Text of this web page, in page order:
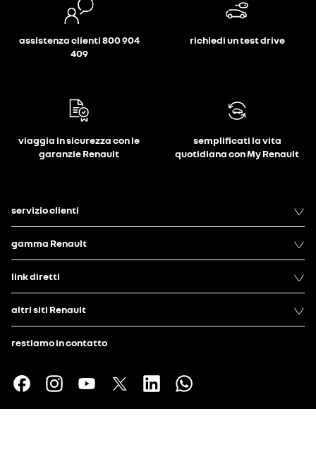
assistenza clienti 800 904
409
richiedi un test drive
viaggia in sicurezza con le
garanzie Renault
semplificati la vita
quotidiana con My Renault
servizio clienti
gamma Renault
link diretti
altri siti Renault
restiamo in contatto